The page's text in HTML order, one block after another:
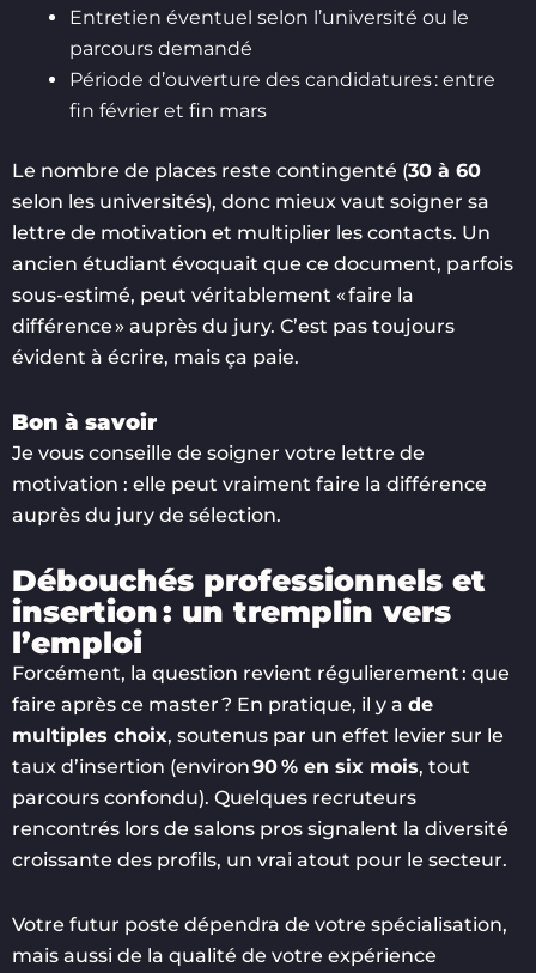
Entretien éventuel selon l’université ou le
parcours demandé
Période d’ouverture des candidatures : entre
fin février et fin mars
Le nombre de places reste contingenté (30 à 60
selon les universités), donc mieux vaut soigner sa
lettre de motivation et multiplier les contacts. Un
ancien étudiant évoquait que ce document, parfois
sous-estimé, peut véritablement « faire la
différence » auprès du jury. C’est pas toujours
évident à écrire, mais ça paie.
Bon à savoir
Je vous conseille de soigner votre lettre de
motivation : elle peut vraiment faire la différence
auprès du jury de sélection.
Débouchés professionnels et
insertion : un tremplin vers
l’emploi
Forcément, la question revient régulierement : que
faire après ce master ? En pratique, il y a de
multiples choix, soutenus par un effet levier sur le
taux d’insertion (environ90 % en six mois, tout
parcours confondu). Quelques recruteurs
rencontrés lors de salons pros signalent la diversité
croissante des profils, un vrai atout pour le secteur.
Votre futur poste dépendra de votre spécialisation,
mais aussi de la qualité de votre expérience